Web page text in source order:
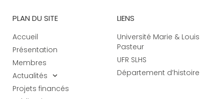
PLAN DU SITE
Accueil
Présentation
Membres
Actualités
Projets financés
LIENS
Université Marie & Louis
Pasteur
UFR SLHS
Département d’histoire